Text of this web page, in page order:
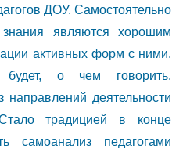
ДОУ. Самостоятельно
являются хорошим
активных форм с ними.
о чем говорить.
деятельности
традицией в конце
самоанализ педагогами